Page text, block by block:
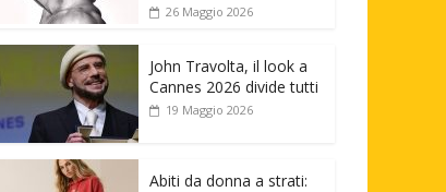
26 Maggio 2026
John Travolta, il look a
Cannes 2026 divide tutti
19 Maggio 2026
Abiti da donna a strati: